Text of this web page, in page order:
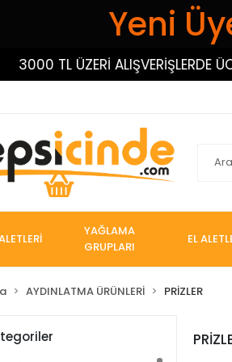
Yeni
3000 TL ÜZERİ ALIŞVERİŞLERDE
YAĞLAMA
GRUPLARI
EL
AYDINLATMA ÜRÜNLERİ PRİZLER